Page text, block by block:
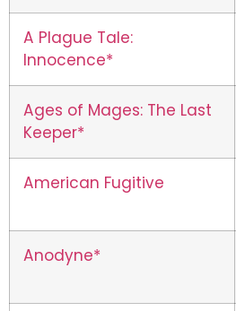
A Plague Tale:
Innocence*
Ages of Mages: The Last
Keeper*
American Fugitive
Anodyne*